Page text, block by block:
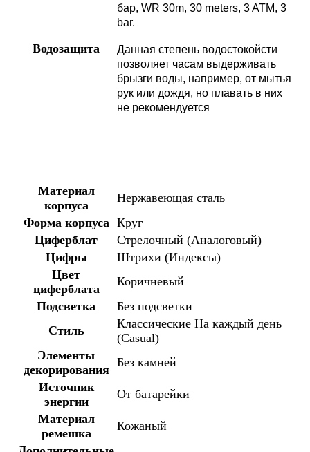
Водозащита
бар, WR 30m, 30 meters, 3 ATM, 3
bar.
Данная степень водостокойсти
позволяет часам выдерживать
брызги воды, например, от мытья
рук или дождя, но плавать в них
не рекомендуется
Материал
корпуса
Нержавеющая сталь
Форма корпуса Круг
Циферблат
Стрелочный (Аналоговый)
Цифры
Штрихи (Индексы)
Цвет
циферблата
Коричневый
Подсветка
Без подсветки
Стиль
Классические На каждый день
(Casual)
Элементы
декорирования
Без камней
Источник
энергии
От батарейки
Материал
ремешка
Кожаный